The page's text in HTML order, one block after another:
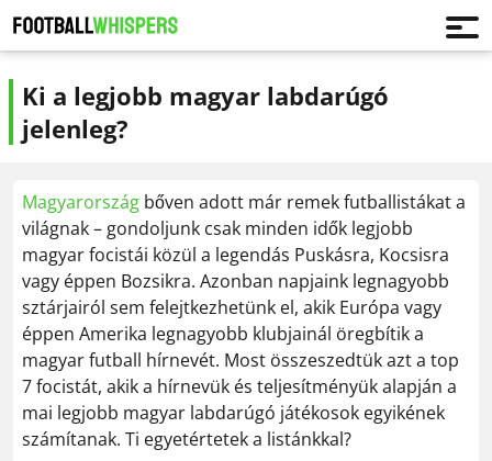
Ki a legjobb magyar labdarúgó
jelenleg?
Magyarország bőven adott már remek futballistákat a
világnak – gondoljunk csak minden idők legjobb
magyar focistái közül a legendás Puskásra, Kocsisra
vagy éppen Bozsikra. Azonban napjaink legnagyobb
sztárjairól sem felejtkezhetünk el, akik Európa vagy
éppen Amerika legnagyobb klubjainál öregbítik a
magyar futball hírnevét. Most összeszedtük azt a top
7 focistát, akik a hírnevük és teljesítményük alapján a
mai legjobb magyar labdarúgó játékosok egyikének
számítanak. Ti egyetértetek a listánkkal?